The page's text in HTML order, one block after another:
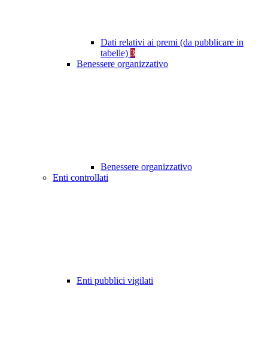
Dati relativi ai premi (da pubblicare in
tabelle) 3
Benessere organizzativo
Benessere organizzativo
Enti controllati
Enti pubblici vigilati